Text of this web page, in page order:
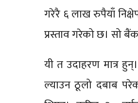
गरेरै ६ लाख रुपैयाँ
प्रस्ताव गरेको छ। सो
यी त उदाहरण मात्र
ल्याउन ठूलो दबाब